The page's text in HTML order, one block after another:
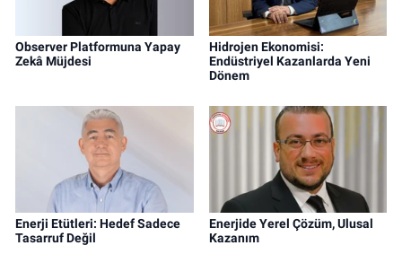
Observer Platformuna Yapay
Zekâ Müjdesi
Hidrojen Ekonomisi:
Endüstriyel Kazanlarda Yeni
Dönem
Enerji Etütleri: Hedef Sadece
Tasarruf Değil
Enerjide Yerel Çözüm, Ulusal
Kazanım